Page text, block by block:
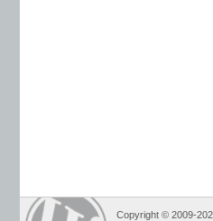
Copyright © 2009-